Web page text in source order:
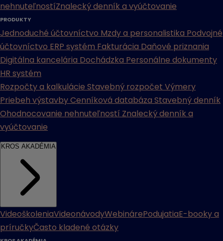
nehnuteľnostíZnalecký denník a vyúčtovanie
PRODUKTY
Jednoduché účtovníctvo Mzdy a personalistika Podvojné
účtovníctvo ERP systém Fakturácia Daňové priznania
Digitálna kancelária Dochádzka Personálne dokumenty
HR systém
Rozpočty a kalkulácie Stavebný rozpočet Výmery
Priebeh výstavbyCenníková databáza Stavebný denník
Ohodnocovanie nehnuteľností Znalecký denník a
vyúčtovanie
KROS AKADÉMIA
VideoškoleniaVideonávodyWebinárePodujatiaE-booky a
príručkyČasto kladené otázky